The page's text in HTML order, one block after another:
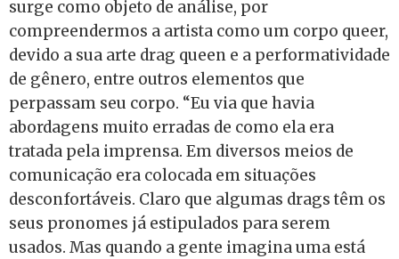
surge como objeto de análise, por
compreendermos a artista como um corpo queer,
devido a sua arte drag queen e a performatividade
de gênero, entre outros elementos que
perpassam seu corpo. “Eu via que havia
abordagens muito erradas de como ela era
tratada pela imprensa. Em diversos meios de
comunicação era colocada em situações
desconfortáveis. Claro que algumas drags têm os
seus pronomes já estipulados para serem
usados. Mas quando a gente imagina uma está